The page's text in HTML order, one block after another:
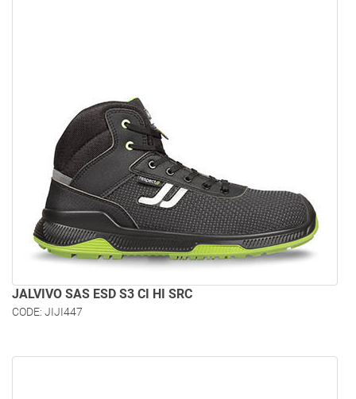
JALVIVO SAS ESD S3 CI HI SRC
CODE: JIJI447